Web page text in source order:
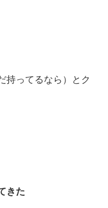
持ってるなら）とク
きた